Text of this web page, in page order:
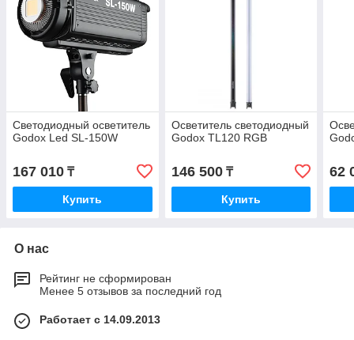
Светодиодный осветитель
Godox Led SL-150W
167 010 ₸
Купить
Осветитель светодиодный
Godox TL120 RGB
146 500₸
Купить
62
О нас
Рейтинг не сформирован
Менее 5 отзывов за последний год
Работает с 14.09.2013